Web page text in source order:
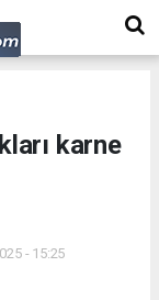
karne
- 15:25